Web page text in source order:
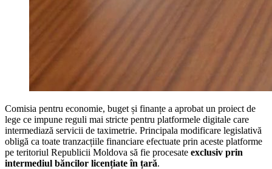
Comisia pentru economie, buget și finanțe a aprobat un proiect de
lege ce impune reguli mai stricte pentru platformele digitale care
intermediază servicii de taximetrie. Principala modificare legislativă
obligă ca toate tranzacțiile financiare efectuate prin aceste platforme
pe teritoriul Republicii Moldova să fie procesate exclusiv prin
intermediul băncilor licențiate în țară.